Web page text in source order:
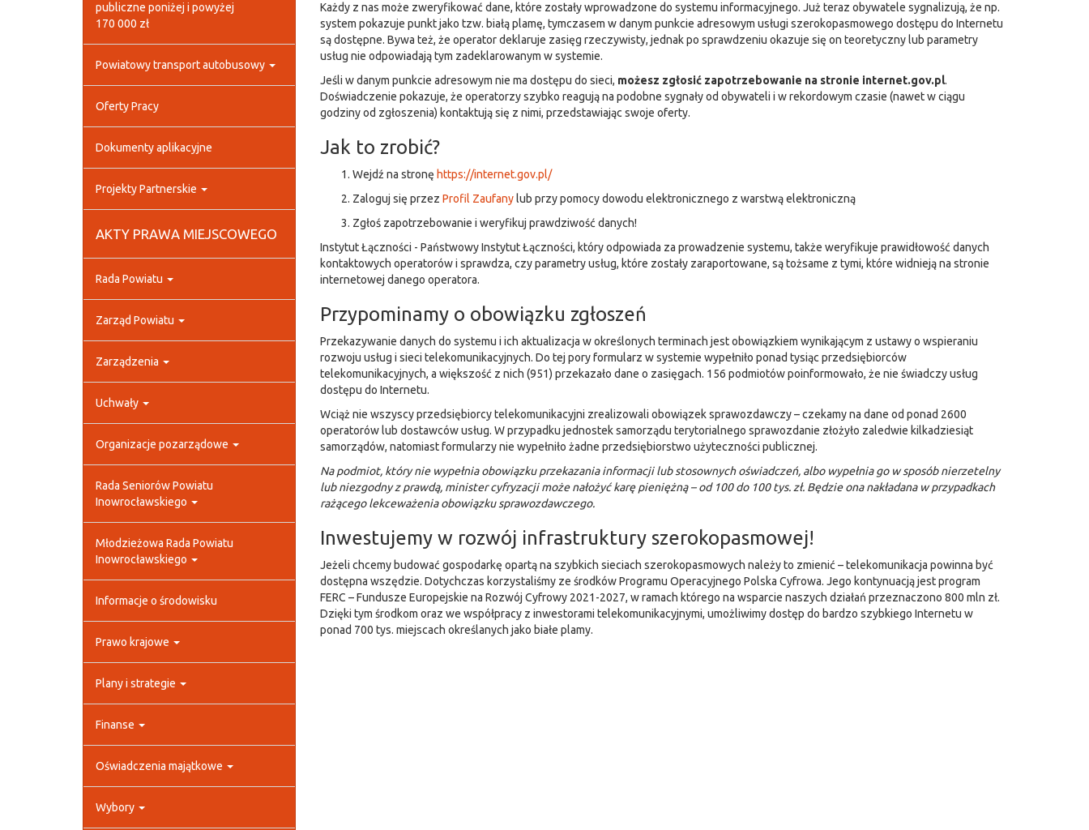
publiczne poniżej i powyżej
170 000 zł
Powiatowy transport autobusowy
Oferty Pracy
Dokumenty aplikacyjne
Projekty Partnerskie
AKTY PRAWA MIEJSCOWEGO
Rada Powiatu
Zarząd Powiatu
Zarządzenia
Uchwały
Organizacje pozarządowe
Rada Seniorów Powiatu
Inowrocławskiego
Młodzieżowa Rada Powiatu
Inowrocławskiego
Informacje o środowisku
Prawo krajowe
Plany i strategie
Finanse
Oświadczenia majątkowe
Wybory
Każdy z nas może zweryfikować dane, które zostały wprowadzone do systemu informacyjnego. Już teraz obywatele sygnalizują, że np.
system pokazuje punkt jako tzw. białą plamę, tymczasem w danym punkcie adresowym usługi szerokopasmowego dostępu do Internetu
są dostępne. Bywa też, że operator deklaruje zasięg rzeczywisty, jednak po sprawdzeniu okazuje się on teoretyczny lub parametry
usług nie odpowiadają tym zadeklarowanym w systemie.
Jeśli w danym punkcie adresowym nie ma dostępu do sieci, możesz zgłosić zapotrzebowanie na stronie internet.gov.pl.
Doświadczenie pokazuje, że operatorzy szybko reagują na podobne sygnały od obywateli i w rekordowym czasie (nawet w ciągu
godziny od zgłoszenia) kontaktują się z nimi, przedstawiając swoje oferty.
Jak to zrobić?
Wejdź na stronę https://internet.gov.pl/
Zaloguj się przez Profil Zaufanylub przy pomocy dowodu elektronicznego z warstwą elektroniczną
Zgłoś zapotrzebowanie i weryfikuj prawdziwość danych!
Instytut Łączności - Państwowy Instytut Łączności, który odpowiada za prowadzenie systemu, także weryfikuje prawidłowość danych
kontaktowych operatorów i sprawdza, czy parametry usług, które zostały zaraportowane, są tożsame z tymi, które widnieją na stronie
internetowej danego operatora.
Przypominamy o obowiązku zgłoszeń
Przekazywanie danych do systemu i ich aktualizacja w określonych terminach jest obowiązkiem wynikającym z ustawy o wspieraniu
rozwoju usług i sieci telekomunikacyjnych. Do tej pory formularz w systemie wypełniło ponad tysiąc przedsiębiorców
telekomunikacyjnych, a większość z nich (951) przekazało dane o zasięgach. 156 podmiotów poinformowało, że nie świadczy usług
dostępu do Internetu.
Wciąż nie wszyscy przedsiębiorcy telekomunikacyjni zrealizowali obowiązek sprawozdawczy – czekamy na dane od ponad 2600
operatorów lub dostawców usług. W przypadku jednostek samorządu terytorialnego sprawozdanie złożyło zaledwie kilkadziesiąt
samorządów, natomiast formularzy nie wypełniło żadne przedsiębiorstwo użyteczności publicznej.
Na podmiot, który nie wypełnia obowiązku przekazania informacji lub stosownych oświadczeń, albo wypełnia go w sposób nierzetelny
lub niezgodny z prawdą, minister cyfryzacji może nałożyć karę pieniężną – od 100 do 100 tys. zł. Będzie ona nakładana w przypadkach
rażącego lekceważenia obowiązku sprawozdawczego.
Inwestujemy w rozwój infrastruktury szerokopasmowej!
Jeżeli chcemy budować gospodarkę opartą na szybkich sieciach szerokopasmowych należy to zmienić – telekomunikacja powinna być
dostępna wszędzie. Dotychczas korzystaliśmy ze środków Programu Operacyjnego Polska Cyfrowa. Jego kontynuacją jest program
FERC – Fundusze Europejskie na Rozwój Cyfrowy 2021-2027, w ramach którego na wsparcie naszych działań przeznaczono 800 mln zł.
Dzięki tym środkom oraz we współpracy z inwestorami telekomunikacyjnymi, umożliwimy dostęp do bardzo szybkiego Internetu w
ponad 700 tys. miejscach określanych jako białe plamy.